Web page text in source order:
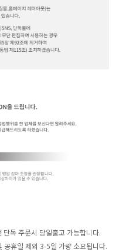
독 주문시 당일출고 가능합니다.
공휴일 제외 3-5일 가량 소요됩니다.